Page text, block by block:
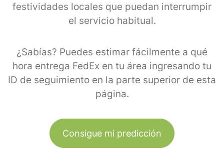
festividades locales que puedan interrumpir
el servicio habitual.
¿Sabías? Puedes estimar fácilmente a qué
hora entrega FedEx en tu área ingresando tu
ID de seguimiento en la parte superior de esta
página.
Consigue mi predicción